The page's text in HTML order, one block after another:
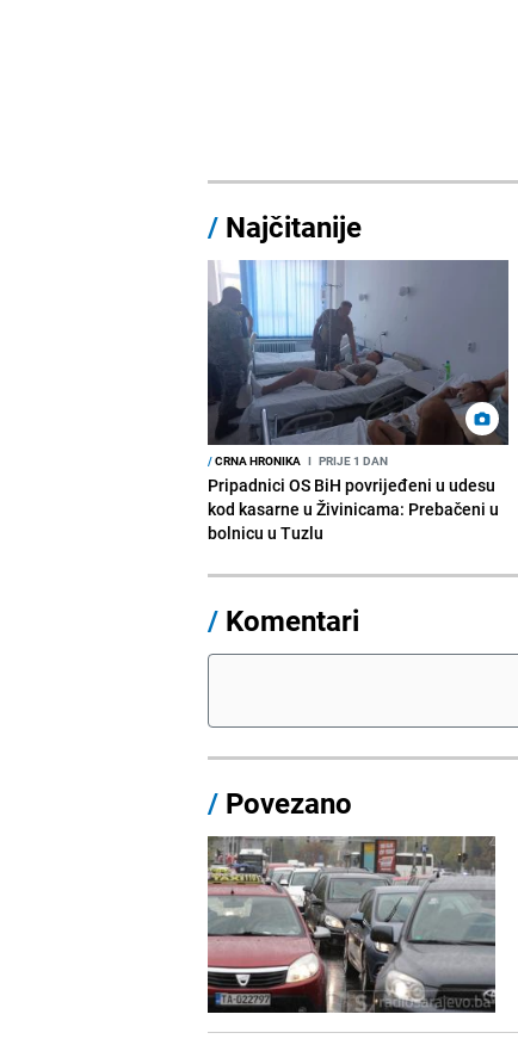
/ Najčitanije
/CRNA HRONIKA I PRIJE 1 DAN
Pripadnici OS BiH povrijeđeni u udesu
kod kasarne u Živinicama: Prebačeni u
bolnicu u Tuzlu
/ Komentari
/ Povezano